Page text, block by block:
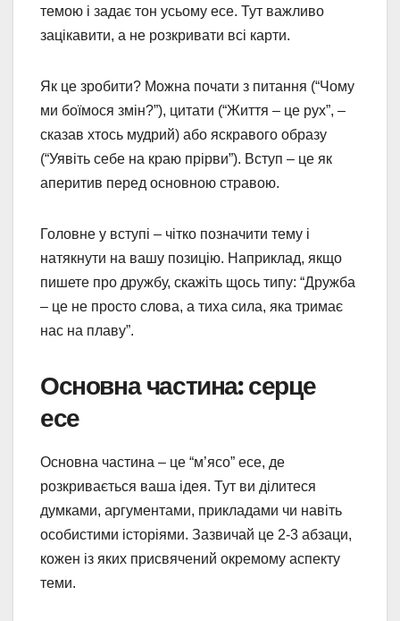
темою і задає тон усьому есе. Тут важливо
зацікавити, а не розкривати всі карти.
Як це зробити? Можна почати з питання (“Чому
ми боїмося змін?”), цитати (“Життя – це рух”, –
сказав хтось мудрий) або яскравого образу
(“Уявіть себе на краю прірви”). Вступ – це як
аперитив перед основною стравою.
Головне у вступі – чітко позначити тему і
натякнути на вашу позицію. Наприклад, якщо
пишете про дружбу, скажіть щось типу: “Дружба
– це не просто слова, а тиха сила, яка тримає
нас на плаву”.
Основна частина: серце
есе
Основна частина – це “м’ясо” есе, де
розкривається ваша ідея. Тут ви ділитеся
думками, аргументами, прикладами чи навіть
особистими історіями. Зазвичай це 2-3 абзаци,
кожен із яких присвячений окремому аспекту
теми.